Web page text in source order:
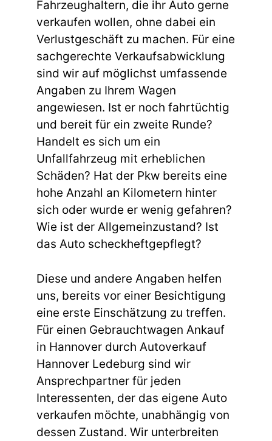
Fahrzeughaltern, die ihr Auto gerne
verkaufen wollen, ohne dabei ein
Verlustgeschäft zu machen. Für eine
sachgerechte Verkaufsabwicklung
sind wir auf möglichst umfassende
Angaben zu Ihrem Wagen
angewiesen. Ist er noch fahrtüchtig
und bereit für ein zweite Runde?
Handelt es sich um ein
Unfallfahrzeug mit erheblichen
Schäden? Hat der Pkw bereits eine
hohe Anzahl an Kilometern hinter
sich oder wurde er wenig gefahren?
Wie ist der Allgemeinzustand? Ist
das Auto scheckheftgepflegt?
Diese und andere Angaben helfen
uns, bereits vor einer Besichtigung
eine erste Einschätzung zu treffen.
Für einen Gebrauchtwagen Ankauf
in Hannover durch Autoverkauf
Hannover Ledeburg sind wir
Ansprechpartner für jeden
Interessenten, der das eigene Auto
verkaufen möchte, unabhängig von
dessen Zustand. Wir unterbreiten